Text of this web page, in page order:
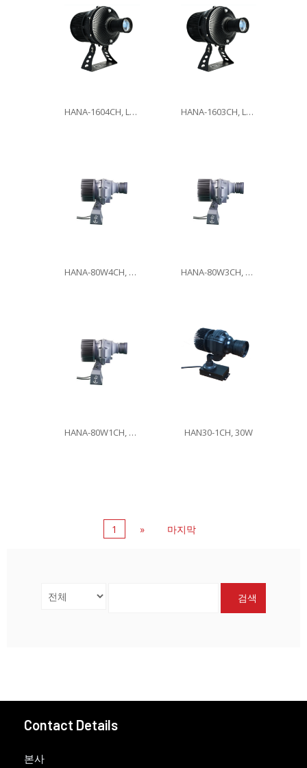
HANA-1604CH, LED160W HANA-1603CH, LED160W
HANA-80W4CH, 80W HANA-80W3CH, 80W
HANA-80W1CH, 80W HAN30-1CH, 30W
1 » 마지막
검색
Contact Details
본사